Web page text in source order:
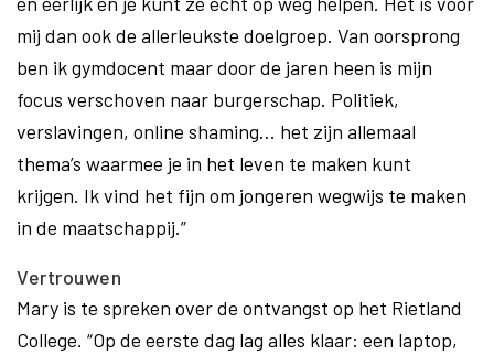
mij dan ook de allerleukste doelgroep. Van oorsprong
ben ik gymdocent maar door de jaren heen is mijn
focus verschoven naar burgerschap. Politiek,
verslavingen, online shaming... het zijn allemaal
thema’s waarmee je in het leven te maken kunt
krijgen. Ik vind het fijn om jongeren wegwijs te maken
in de maatschappij.”
Vertrouwen
Mary is te spreken over de ontvangst op het Rietland
College. “Op de eerste dag lag alles klaar: een laptop,